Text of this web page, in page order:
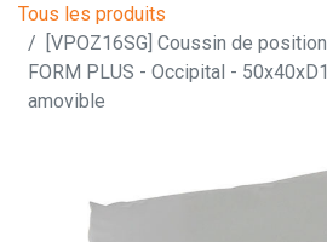
Tous les produits
[VPOZ16SG] Coussin de
FORM PLUS - Occipital -
amovible